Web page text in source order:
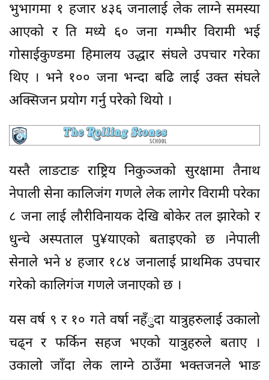
भुभागमा १ हजार ४३६ जनालाई लेक लाग्ने समस्या
आएको र ति मध्ये ६० जना गम्भीर विरामी भई
गोसाईकुण्डमा हिमालय उद्धार संघले उपचार गरेका
थिए । भने १०० जना भन्दा बढि लाई उक्त संघले
अक्सिजन प्रयोग गर्नु परेको थियो ।
यस्तै लाङटाङ राष्ट्रिय निकुञ्जको सुरक्षामा तैनाथ
नेपाली सेना कालिजंग गणले लेक लागेर विरामी परेका
८ जना लाई लौरीविनायक देखि बोकेर तल झारेको र
धुन्चे अस्पताल पु¥याएको बताइएको छ ।नेपाली
सेनाले भने ४ हजार १८४ जनालाई प्राथमिक उपचार
गरेको कालिगंज गणले जनाएको छ ।
यस वर्ष ९ र १० गते वर्षा नहँुदा यात्रुहरुलाई उकालो
चढ्न र फर्किन सहज भएको यात्रुहरुले बताए ।
उकालो जाँदा लेक लाग्ने ठाउँमा भक्तजनले भाङ